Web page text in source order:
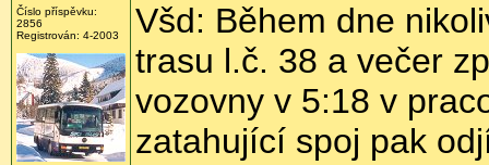
Číslo příspěvku:
2856
Registrován: 4-2003
Všd: Během dne
trasu l.č. 38 a večer
vozovny v 5:18 v
zatahující spoj pak